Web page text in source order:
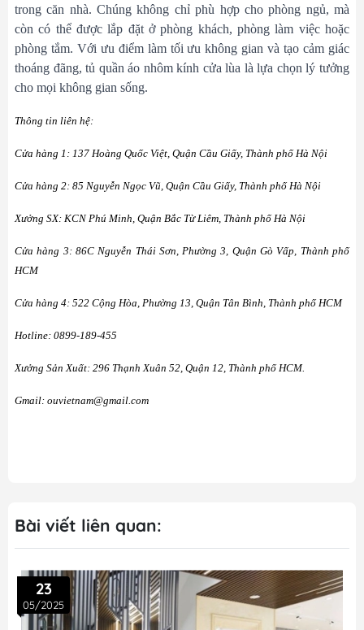
trong căn nhà. Chúng không chỉ phù hợp cho phòng ngủ, mà
còn có thể được lắp đặt ở phòng khách, phòng làm việc hoặc
phòng tắm. Với ưu điểm làm tối ưu không gian và tạo cảm giác
thoáng đãng, tủ quần áo nhôm kính cửa lùa là lựa chọn lý tưởng
cho mọi không gian sống.
Thông tin liên hệ:
Cửa hàng 1: 137 Hoàng Quốc Việt, Quận Cầu Giấy, Thành phố Hà Nội
Cửa hàng 2: 85 Nguyễn Ngọc Vũ, Quận Cầu Giấy, Thành phố Hà Nội
Xưởng SX: KCN Phú Minh, Quận Bắc Từ Liêm, Thành phố Hà Nội
Cửa hàng 3: 86C Nguyễn Thái Sơn, Phường 3, Quận Gò Vấp, Thành phố
HCM
Cửa hàng 4: 522 Cộng Hòa, Phường 13, Quận Tân Bình, Thành phố HCM
Hotline: 0899-189-455
Xưởng Sản Xuất: 296 Thạnh Xuân 52, Quận 12, Thành phố HCM.
Gmail: ouvietnam@gmail.com
Bài viết liên quan:
23
05/2025